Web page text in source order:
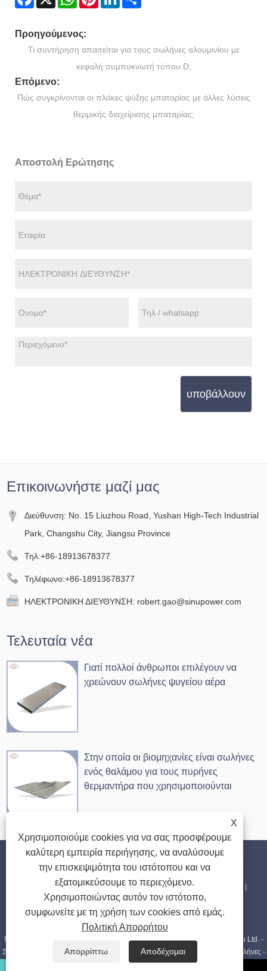
Προηγούμενος:
Τι συντήρηση απαιτείται για τους σωλήνες αλουμινίου με
κεφαλή συμπυκνωτή τύπου D;
Επόμενο:
Πώς συγκρίνονται οι πλάκες ψύξης μπαταρίας με άλλες λύσεις
θερμικής διαχείρισης μπαταρίας;
Αποστολή Ερώτησης
υποβάλλουν
Επικοινωνήστε μαζί μας
Διεύθυνση: No. 15 Liuzhou Road, Yushan High-Tech Industrial
Park, Changshu City, Jiangsu Province
Τηλ:+86-18913678377
Τηλέφωνο:+86-18913678377
ΗΛΕΚΤΡΟΝΙΚΗ ΔΙΕΥΘΥΝΣΗ: robert.gao@sinupower.com
Τελευταία νέα
Γιατί πολλοί άνθρωποι επιλέγουν να
χρεώνουν σωλήνες ψυγείου αέρα
Στην οποία οι βιομηχανίες είναι σωλήνες
ενός θαλάμου για τους πυρήνες
θερμαντήρα που χρησιμοποιούνται
Σπίτι Σχετικά με εμάς Προϊόντα Νέα Κατεβάστε
Αποστολή Ερώτησης Επικοινωνήστε μαζί μας
Sitemap RSS XML Privacy Policy
Πνευματικά δικαιώματα © 2023 Sinupower Heat Transfer Tubes Changshu Ltd. -
Στρογγυλός σωλήνας συμπυκνωτή, ορθογώνιοι σωλήνες, επίπεδοι οβάλ σωλήνες -
Με την επιφύλαξη παντός δικαιώματος.
X
Χρησιμοποιούμε cookies για να σας προσφέρουμε
καλύτερη εμπειρία περιήγησης, να αναλύσουμε
την επισκεψιμότητα του ιστότοπου και να
εξατομικεύσουμε το περιεχόμενο.
Χρησιμοποιώντας αυτόν τον ιστότοπο,
συμφωνείτε με τη χρήση των cookies από εμάς.
Πολιτική Απορρήτου
Απορρίπτω Αποδέχομαι